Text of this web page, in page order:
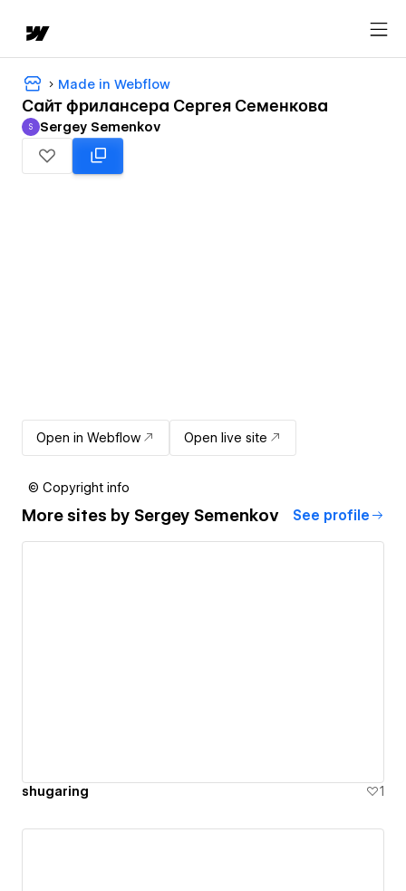
Made in Webflow
Сайт фрилансера Сергея Семенкова
Sergey Semenkov
S Sergey Semenkov
Open in Webflow Open live site
© Copyright info
More sites by Sergey Semenkov See profile
shugaring 1